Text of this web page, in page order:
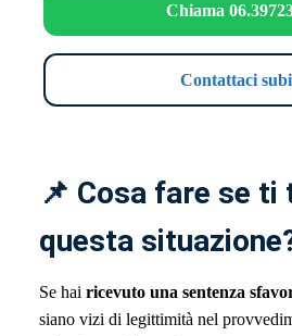
Chiama
Contattaci
📌 Cosa fare se ti
questa
Se hai ricevuto una sentenza
siano vizi di legittimità nel